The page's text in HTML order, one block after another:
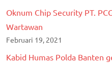
Oknum Chip Security PT.
Wartawan
Februari 19, 2021
Kabid Humas Polda Banten